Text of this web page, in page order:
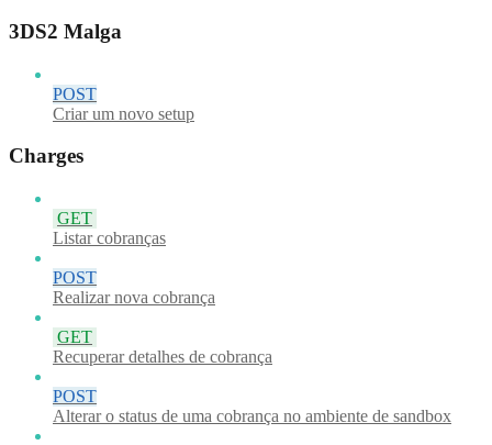
3DS2 Malga
POST
Criar um novo setup
Charges
GET
Listar cobranças
POST
Realizar nova cobrança
GET
Recuperar detalhes de cobrança
POST
Alterar o status de uma cobrança no ambiente de sandbox